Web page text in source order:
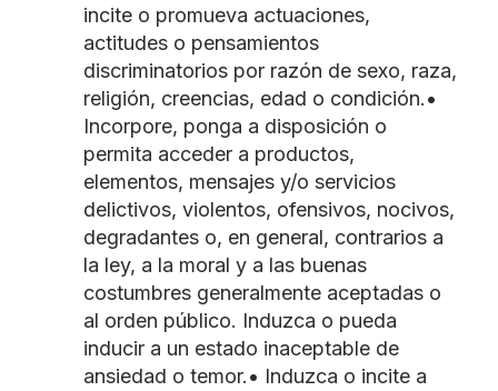
incite o promueva actuaciones,
actitudes o pensamientos
discriminatorios por razón de sexo, raza,
religión, creencias, edad o condición.•
Incorpore, ponga a disposición o
permita acceder a productos,
elementos, mensajes y/o servicios
delictivos, violentos, ofensivos, nocivos,
degradantes o, en general, contrarios a
la ley, a la moral y a las buenas
costumbres generalmente aceptadas o
al orden público. Induzca o pueda
inducir a un estado inaceptable de
ansiedad o temor.• Induzca o incite a